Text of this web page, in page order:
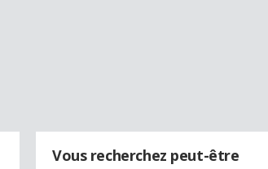
Vous recherchez peut-être